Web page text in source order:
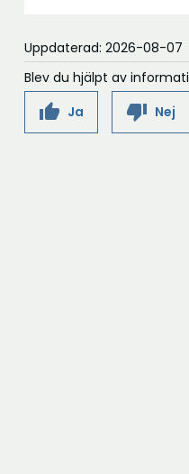
Uppdaterad: 2026-08-07
Blev du hjälpt av
thumb_up Ja thumb_down Nej